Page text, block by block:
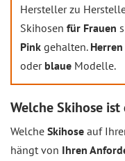
Hersteller zu
Skihosen für Frauen
Pink gehalten. Herren
oder blaue Modelle.
Welche Skihose
Welche Skihose auf
hängt von Ihren